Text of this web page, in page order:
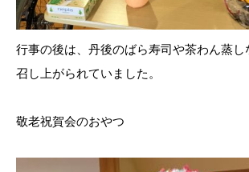
行事の後は、丹後のばら寿司や茶わん蒸し
召し上がられていました。
敬老祝賀会のおやつ